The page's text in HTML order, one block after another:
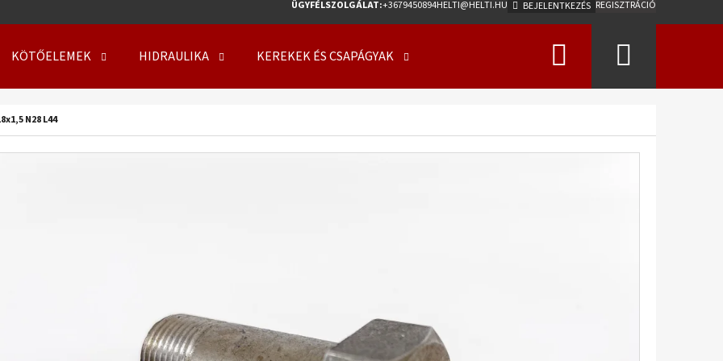
ÜGYFÉLSZOLGÁLAT:+3679450894HELTI@HELTI.HU BEJELENTKEZÉS REGISZTRÁCIÓ
KÖTŐELEMEK HIDRAULIKA KEREKEK ÉS CSAPÁGYAK Keresés
N28 L44
A8, FLOTATION 648 + 6X17.0/161/205 ET0
708 + 8X21.3/220/275 A2 ET0
254 000 Ft